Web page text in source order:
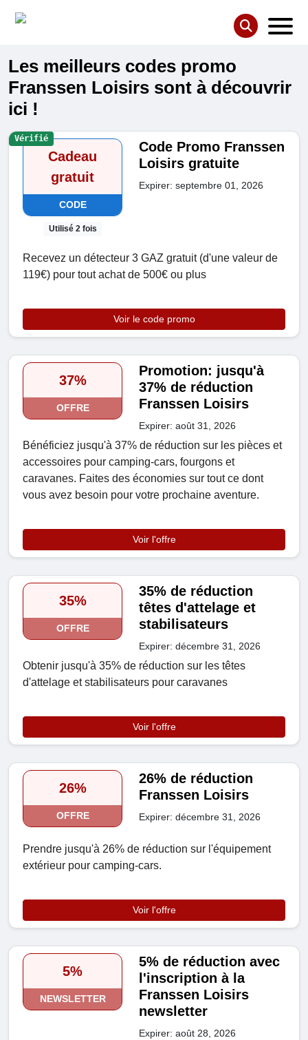
Les meilleurs codes promo
Franssen Loisirs sont à découvrir
ici !
Cadeau
gratuit
CODE
Utilisé 2 fois
Code Promo Franssen
Loisirs gratuite
Expirer: septembre 01, 2026
Recevez un détecteur 3 GAZ gratuit (d'une valeur de
119€) pour tout achat de 500€ ou plus
Voir le code promo
Vérifié
37%
OFFRE
Promotion: jusqu'à
37% de réduction
Franssen Loisirs
Expirer: août 31, 2026
Bénéficiez jusqu'à 37% de réduction sur les pièces et
accessoires pour camping-cars, fourgons et
caravanes. Faites des économies sur tout ce dont
vous avez besoin pour votre prochaine aventure.
Voir l'offre
35%
OFFRE
35% de réduction
têtes d'attelage et
stabilisateurs
Expirer: décembre 31, 2026
Obtenir jusqu'à 35% de réduction sur les têtes
d'attelage et stabilisateurs pour caravanes
Voir l'offre
26%
OFFRE
26% de réduction
Franssen Loisirs
Expirer: décembre 31, 2026
Prendre jusqu'à 26% de réduction sur l'équipement
extérieur pour camping-cars.
Voir l'offre
5%
NEWSLETTER
5% de réduction avec
l'inscription à la
Franssen Loisirs
newsletter
Expirer: août 28, 2026